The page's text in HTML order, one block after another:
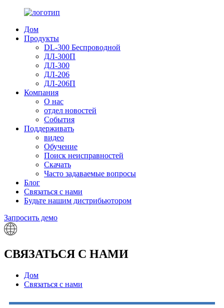
Дом
Продукты
DL-300 Беспроводной
ДЛ-300П
ДЛ-300
ДЛ-206
ДЛ-206П
Компания
О нас
отдел новостей
События
Поддерживать
видео
Обучение
Поиск неисправностей
Скачать
Часто задаваемые вопросы
Блог
Связаться с нами
Будьте нашим дистрибьютором
Запросить демо
СВЯЗАТЬСЯ С НАМИ
Дом
Связаться с нами